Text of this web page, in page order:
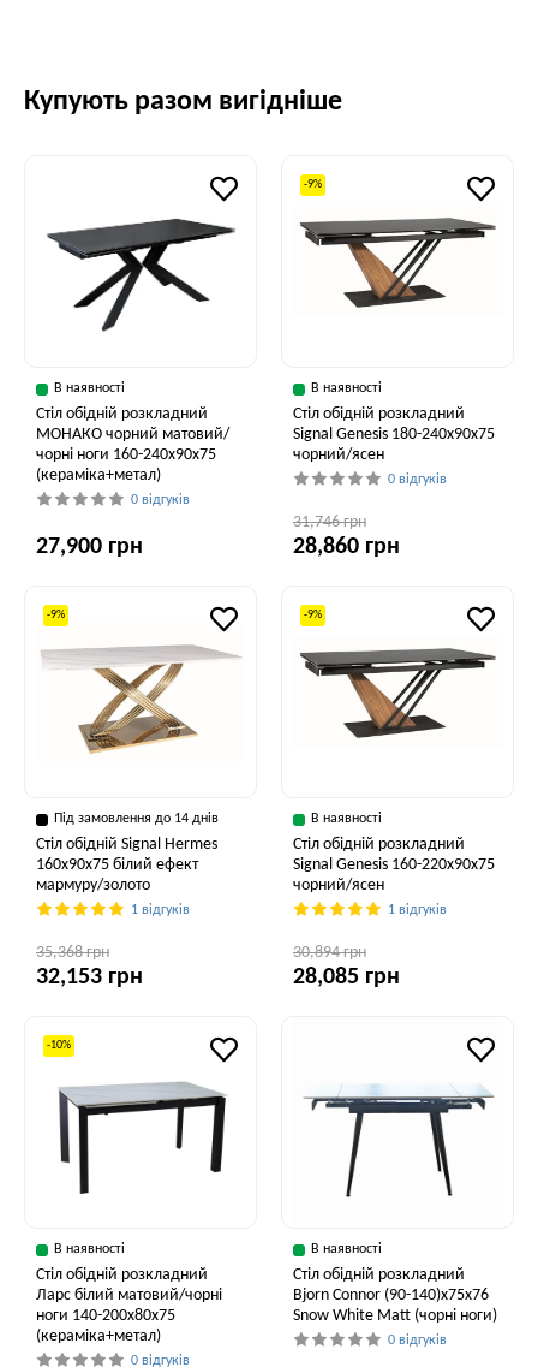
Купують разом вигідніше
В наявності
Стіл обідній розкладний
МОНАКО чорний матовий/
чорні ноги 160-240x90x75
(кераміка+метал)
0 відгуків
27,900 грн
-9%
В наявності
Стіл обідній розкладний
Signal Genesis 180-240x90x75
чорний/ясен
0 відгуків
31,746 грн
28,860 грн
-9%
Під замовлення до 14 днів
Стіл обідній Signal Hermes
160x90x75 білий ефект
мармуру/золото
1 відгуків
35,368 грн
32,153 грн
-9%
В наявності
Стіл обідній розкладний
Signal Genesis 160-220x90x75
чорний/ясен
1 відгуків
30,894 грн
28,085 грн
-10%
В наявності
Стіл обідній розкладний
Ларс білий матовий/чорні
ноги 140-200x80x75
(кераміка+метал)
0 відгуків
В наявності
Стіл обідній розкладний
Bjorn Connor (90-140)х75х76
Snow White Matt (чорні ноги)
0 відгуків